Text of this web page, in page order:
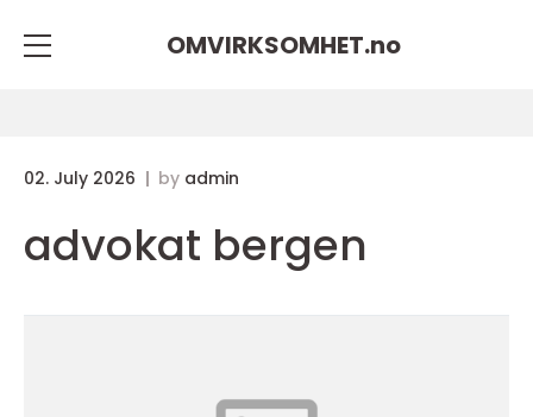
OMVIRKSOMHET.no
02. July 2026 by admin
advokat bergen